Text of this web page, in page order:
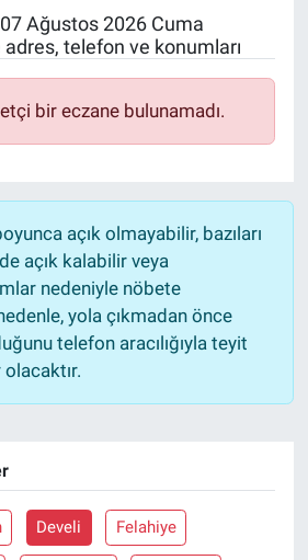
07 Ağustos 2026 Cuma
telefon ve konumları
bir eczane bulunamadı.
açık olmayabilir, bazıları
açık kalabilir veya
nedeniyle nöbete
yola çıkmadan önce
telefon aracılığıyla teyit
Develi Felahiye